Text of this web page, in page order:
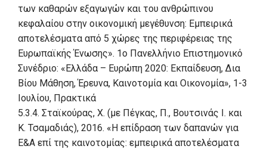
των καθαρών εξαγωγών και του ανθρώπινου
κεφαλαίου στην οικονομική μεγέθυνση: Εμπειρικά
αποτελέσματα από 5 χώρες της περιφέρειας της
Ευρωπαϊκής Ένωσης». 1ο Πανελλήνιο Επιστημονικό
Συνέδριο: «Ελλάδα – Ευρώπη 2020: Εκπαίδευση, Δια
Βίου Μάθηση, Έρευνα, Καινοτομία και Οικονομία», 1-3
Ιουλίου, Πρακτικά
5.3.4. Σταϊκούρας, Χ. (με Πέγκας, Π., Βουτσινάς Ι. και
Κ. Τσαμαδιάς), 2016. «Η επίδραση των δαπανών για
Ε&Α επί της καινοτομίας: εμπειρικά αποτελέσματα